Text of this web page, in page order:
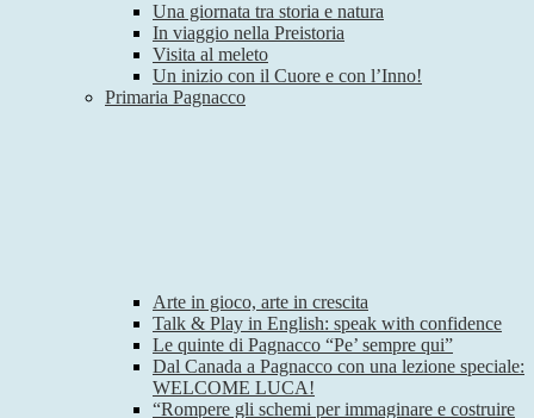
Una giornata tra storia e natura
In viaggio nella Preistoria
Visita al meleto
Un inizio con il Cuore e con l’Inno!
Primaria Pagnacco
Arte in gioco, arte in crescita
Talk & Play in English: speak with confidence
Le quinte di Pagnacco “Pe’ sempre qui”
Dal Canada a Pagnacco con una lezione speciale:
WELCOME LUCA!
“Rompere gli schemi per immaginare e costruire